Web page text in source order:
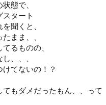
態で、
スタート
聞くと、
まま、、
るものの、
、、、
けてないの！？
てもダメだったもん、、って